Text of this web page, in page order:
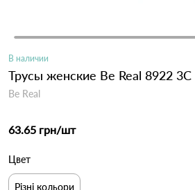
В наличии
Трусы женские Be Real 8922
Be Real
63.65 грн/шт
Цвет
Різні кольори